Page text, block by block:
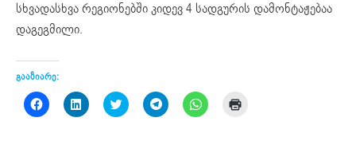
სხვადასხვა რეგიონებში კიდევ 4 სადგურის დამონტაჟებაა
დაგეგმილი.
გააზიარე:
Click
to
Click
to
Click
to
Click
to
Click
to